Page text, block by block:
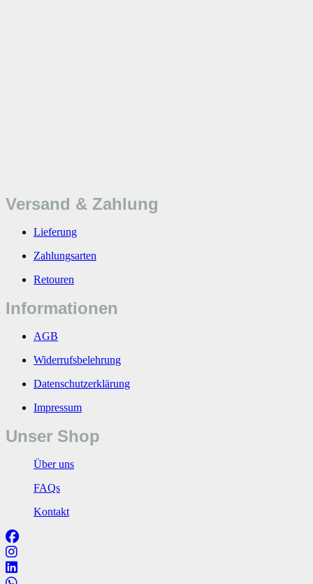
Versand & Zahlung
Lieferung
Zahlungsarten
Retouren
Informationen
AGB
Widerrufsbelehrung
Datenschutzerklärung
Impressum
Unser Shop
Über uns
FAQs
Kontakt